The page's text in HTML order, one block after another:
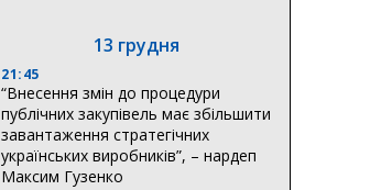
13 грудня
21:45
“Внесення змін до процедури
публічних закупівель має збільшити
завантаження стратегічних
українських виробників”, – нардеп
Максим Гузенко